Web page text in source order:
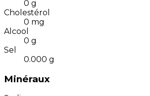
0 g
Cholestérol
0 mg
Alcool
0 g
Sel
0.000 g
Minéraux